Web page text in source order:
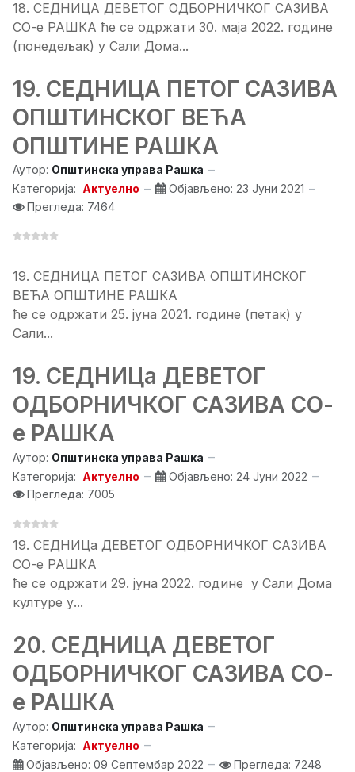
18. СЕДНИЦА ДЕВЕТОГ ОДБОРНИЧКОГ САЗИВА
СО-е РАШКА ће се одржати 30. маја 2022. године
(понедељак) у Сали Дома...
19. СЕДНИЦA ПЕТОГ САЗИВА
ОПШТИНСКОГ ВЕЋА
ОПШТИНЕ РАШКА
Аутор: Општинска управа Рашка
Категорија: Актуелно
Објављено: 23 Јуни 2021
Прегледа: 7464
19. СЕДНИЦA ПЕТОГ САЗИВА ОПШТИНСКОГ
ВЕЋА ОПШТИНЕ РАШКА
ће се одржати 25. јуна 2021. године (петак) у
Сали...
19. СЕДНИЦа ДЕВЕТОГ
ОДБОРНИЧКОГ САЗИВА СО-
е РАШКА
Аутор: Општинска управа Рашка
Категорија: Актуелно
Објављено: 24 Јуни 2022
Прегледа: 7005
19. СЕДНИЦа ДЕВЕТОГ ОДБОРНИЧКОГ САЗИВА
СО-е РАШКА
ће се одржати 29. јуна 2022. године у Сали Дома
културе у...
20. СЕДНИЦA ДЕВЕТОГ
ОДБОРНИЧКОГ САЗИВА СО-
е РАШКА
Аутор: Општинска управа Рашка
Категорија: Актуелно
Објављено: 09 Септембар 2022
Прегледа: 7248